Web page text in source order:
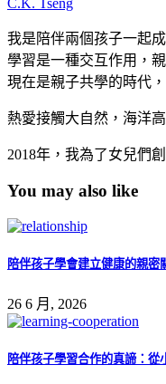
C.K. Tseng
我是陪伴兩個孩子一起
學習是一種交互作用，
現在是親子共學的時代
熱愛接觸大自然，海洋
2018年，我為了女兒們
You may also like
陪伴孩子學會建立健康的親密
26 6 月, 2026
陪伴孩子學習合作的真諦：從